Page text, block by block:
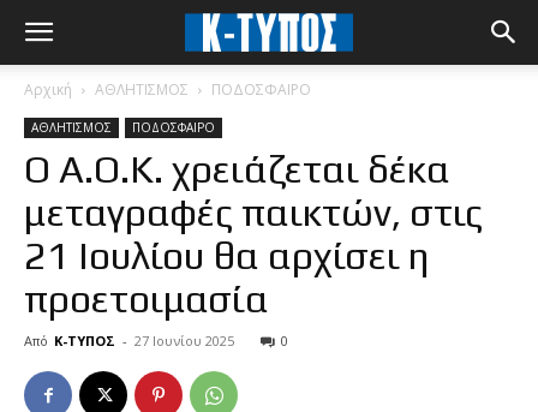
Αρχική ΑΘΛΗΤΙΣΜΟΣ ΠΟΔΟΣΦΑΙΡΟ
ΑΘΛΗΤΙΣΜΟΣ ΠΟΔΟΣΦΑΙΡΟ
Ο Α.Ο.Κ. χρειάζεται δέκα
μεταγραφές παικτών, στις
21 Ιουλίου θα αρχίσει η
προετοιμασία
Από Κ-ΤΥΠΟΣ - 27 Ιουνίου 2025 0